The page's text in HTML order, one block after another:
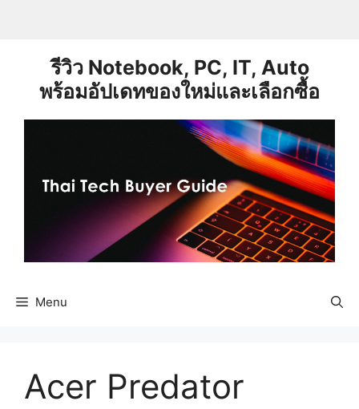
รีวิว Notebook, PC, IT, Auto
พร้อมอัปเดทของใหม่และเลือกซื้อ
Menu
Acer Predator